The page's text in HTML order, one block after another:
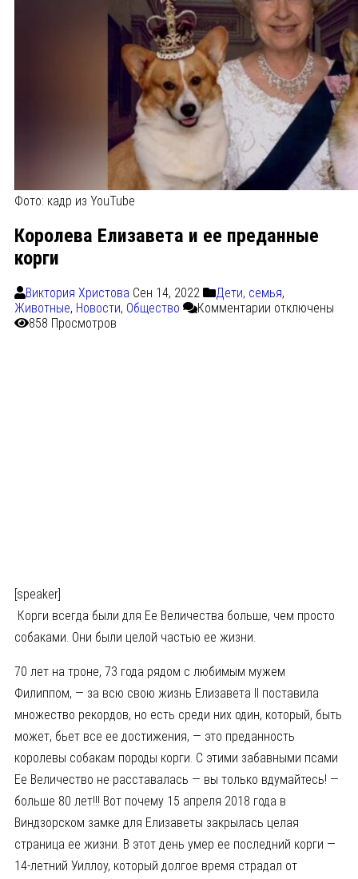
Фото: кадр из YouTube
Королева Елизавета и ее преданные
корги
Виктория Христова Сен 14, 2022 Дети, семья,
Животные, Новости, Общество Комментарии отключены
858 Просмотров
[speaker]
Корги всегда были для Ее Величества больше, чем просто
собаками. Они были целой частью ее жизни.
70 лет на троне, 73 года рядом с любимым мужем
Филиппом, — за всю свою жизнь Елизавета II поставила
множество рекордов, но есть среди них один, который, быть
может, бьет все ее достижения, — это преданность
королевы собакам породы корги. С этими забавными псами
Ее Величество не расставалась — вы только вдумайтесь! —
больше 80 лет!!! Вот почему 15 апреля 2018 года в
Виндзорском замке для Елизаветы закрылась целая
страница ее жизни. В этот день умер ее последний корги —
14-летний Уиллоу, который долгое время страдал от